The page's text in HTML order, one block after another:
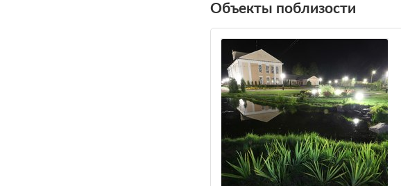
Объекты поблизости